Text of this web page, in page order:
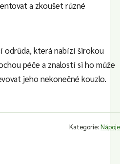
a zkoušet různé
odrůda, která nabízí širokou
péče a znalostí si ho může
jeho nekonečné kouzlo.
Kategorie: Nápoje